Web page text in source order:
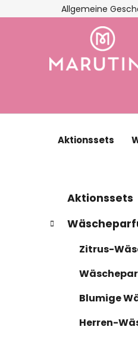
Inhalt
Allgemeine
Aktionssets
i
Kategorien
überspringen
t
e
Aktionssets
Zitrus-
Blumige
Herren-